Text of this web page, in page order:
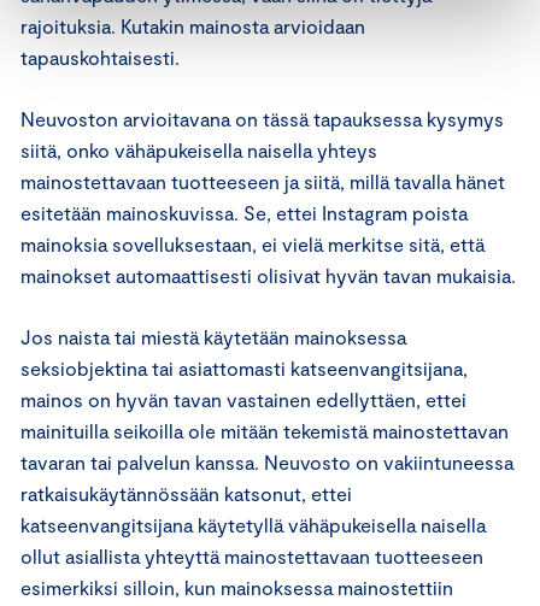
rajoituksia. Kutakin mainosta arvioidaan
tapauskohtaisesti.
Neuvoston arvioitavana on tässä tapauksessa kysymys
siitä, onko vähäpukeisella naisella yhteys
mainostettavaan tuotteeseen ja siitä, millä tavalla hänet
esitetään mainoskuvissa. Se, ettei Instagram poista
mainoksia sovelluksestaan, ei vielä merkitse sitä, että
mainokset automaattisesti olisivat hyvän tavan mukaisia.
Jos naista tai miestä käytetään mainoksessa
seksiobjektina tai asiattomasti katseenvangitsijana,
mainos on hyvän tavan vastainen edellyttäen, ettei
mainituilla seikoilla ole mitään tekemistä mainostettavan
tavaran tai palvelun kanssa. Neuvosto on vakiintuneessa
ratkaisukäytännössään katsonut, ettei
katseenvangitsijana käytetyllä vähäpukeisella naisella
ollut asiallista yhteyttä mainostettavaan tuotteeseen
esimerkiksi silloin, kun mainoksessa mainostettiin